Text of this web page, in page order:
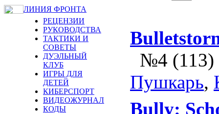
ЛИНИЯ ФРОНТА
РЕЦЕНЗИИ
РУКОВОДСТВА
ТАКТИКИ И
СОВЕТЫ
ДУЭЛЬНЫЙ
КЛУБ
ИГРЫ ДЛЯ
ДЕТЕЙ
КИБЕРСПОРТ
ВИДЕОЖУРНАЛ
КОДЫ
№4 (113)
Пушкарь,
Bully: